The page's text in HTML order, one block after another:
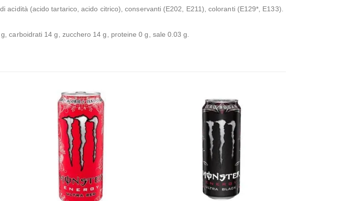
(acido tartarico, acido citrico), conservanti (E202, E211), coloranti (E129*, E133).
carboidrati 14 g, zucchero 14 g, proteine ​​0 g, sale 0.03 g.